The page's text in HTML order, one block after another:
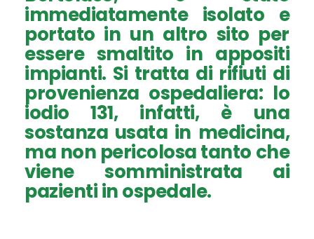
immediatamente isolato e
portato in un altro sito per
essere smaltito in appositi
impianti. Si tratta di rifiuti di
provenienza ospedaliera: lo
iodio 131, infatti, è una
sostanza usata in medicina,
ma non pericolosa tanto che
viene somministrata ai
pazienti in ospedale.